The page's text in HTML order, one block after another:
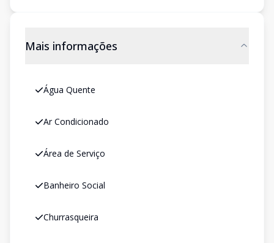
Mais informações
Água Quente
Ar Condicionado
Área de Serviço
Banheiro Social
Churrasqueira